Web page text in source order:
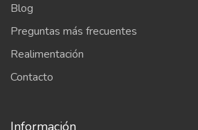
Blog
Preguntas más frecuentes
Realimentación
Contacto
Información